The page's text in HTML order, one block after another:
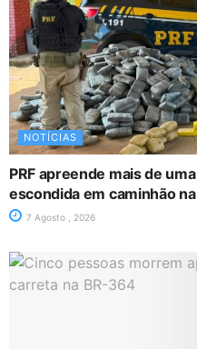
NOTÍCIAS
PRF apreende mais de
escondida em caminhão
7 Agosto , 2026